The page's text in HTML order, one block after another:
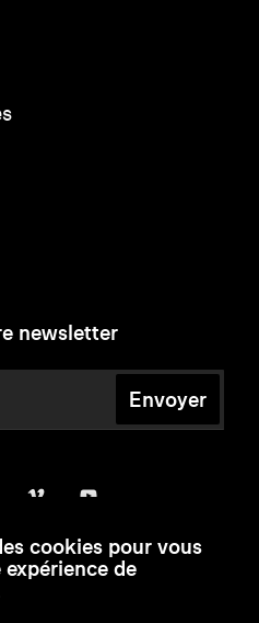
newsletter
Envoyer
cookies pour vous
de